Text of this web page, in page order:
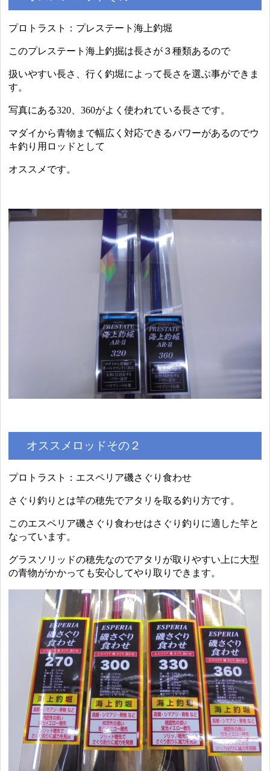
プロトラスト：プレステート海上釣堀
このプレステート海上釣掘は長さが３種類あるので
扱いやすい長さ、行く釣堀によって長さを選ぶ事ができま
す。
写真にある320、360がよく使われている長さです。
マダイから青物まで幅広く対応できるパワーがあるのでウ
キ釣り用ロッドとして
オススメです。
オススメロッドその２
プロトラスト：エスペリア磯さぐり食わせ
さぐり釣りとは竿の穂先でアタリを取る釣り方です。
このエスペリア磯さぐり食わせはさぐり釣りに適した竿と
なっています。
グラスソリッドの穂先なのでアタリが取りやすい上に大型
の青物がかかっても安心してやり取りできます。